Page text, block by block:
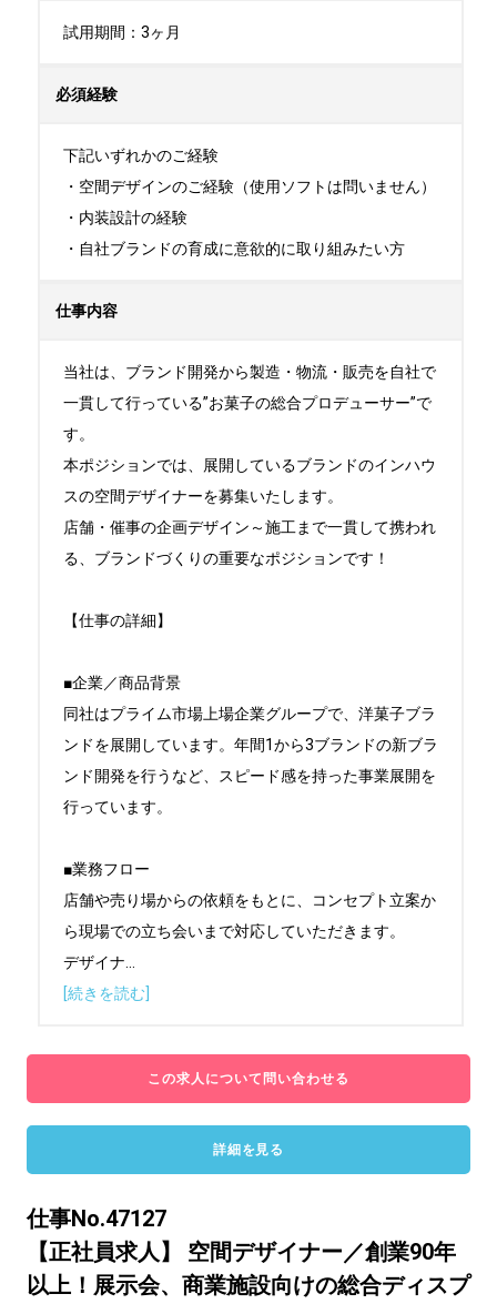
試用期間：3ヶ月
必須経験
下記いずれかのご経験
・空間デザインのご経験（使用ソフトは問いません）
・内装設計の経験
・自社ブランドの育成に意欲的に取り組みたい方
仕事内容
当社は、ブランド開発から製造・物流・販売を自社で
一貫して行っている”お菓子の総合プロデューサー”で
す。
本ポジションでは、展開しているブランドのインハウ
スの空間デザイナーを募集いたします。
店舗・催事の企画デザイン～施工まで一貫して携われ
る、ブランドづくりの重要なポジションです！
【仕事の詳細】
■企業／商品背景
同社はプライム市場上場企業グループで、洋菓子ブラ
ンドを展開しています。年間1から3ブランドの新ブラ
ンド開発を行うなど、スピード感を持った事業展開を
行っています。
■業務フロー
店舗や売り場からの依頼をもとに、コンセプト立案か
ら現場での立ち会いまで対応していただきます。
デザイナ
[続きを読む]
この求人について問い合わせる
詳細を見る
仕事No.47127
【正社員求人】 空間デザイナー／創業90年
以上！展示会、商業施設向けの総合ディスプ